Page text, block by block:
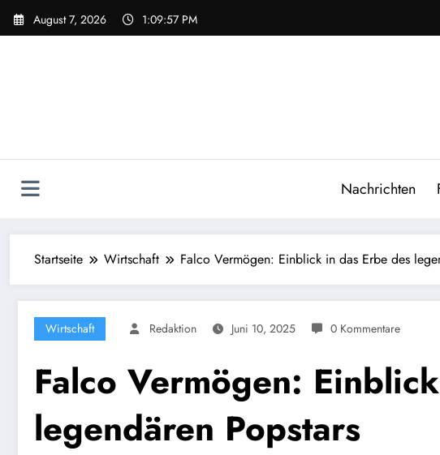
Zum
Inhalt
August 7, 2026 1:09:58 PM
Nachrichten
Startseite Wirtschaft Falco Vermögen: Einblick in das Erbe des
Wirtschaft Redaktion Juni 10, 2025 0 Kommentare
Falco Vermögen:
legendären Popstars